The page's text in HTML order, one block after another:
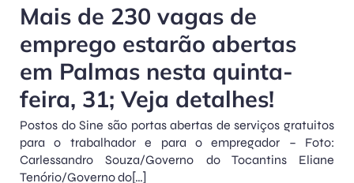
Mais de 230 vagas de
emprego estarão abertas
em Palmas nesta quinta-
feira, 31; Veja detalhes!
Postos do Sine são portas abertas de serviços gratuitos
para o trabalhador e para o empregador – Foto:
Carlessandro Souza/Governo do Tocantins Eliane
Tenório/Governo do[…]